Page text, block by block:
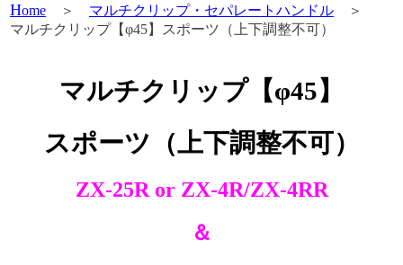
Home ＞ マルチクリップ・セパレートハンドル ＞
マルチクリップ【φ45】スポーツ（上下調整不可）
マルチクリップ【φ45】
スポーツ（上下調整不可）
ZX-25R or ZX-4R/ZX-4RR
＆